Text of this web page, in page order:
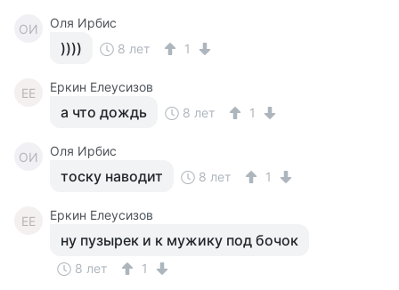
ОИ Оля Ирбис
)))) 8 лет 1
ЕЕ Еркин Елеусизов
а что дождь 8 лет 1
ОИ Оля Ирбис
тоску наводит 8 лет 1
ЕЕ Еркин Елеусизов
ну пузырек и к мужику под бочок
8 лет 1